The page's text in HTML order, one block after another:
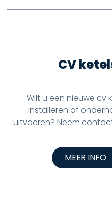
CV
Wilt u een nieuwe cv
installeren of
uitvoeren? Neem
MEER INFO